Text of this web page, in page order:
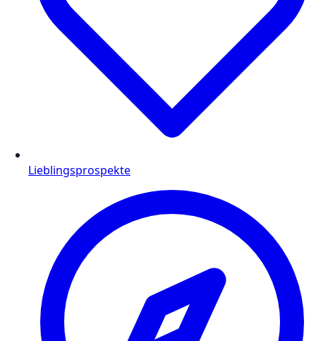
Lieblingsprospekte